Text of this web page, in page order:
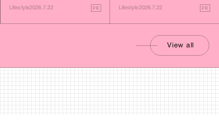
す旅
Lifestyle2026.7.22 PR Lifestyle2026.7.22 PR
View all